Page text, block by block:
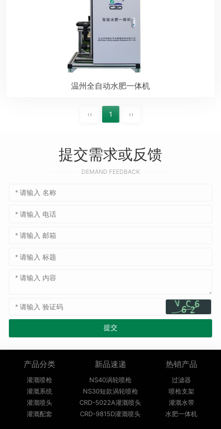
温州全自动水肥一体机
‹‹ 1 ››
提交需求或反馈
DEMAND FEEDBACK
产品分类
灌溉喷枪
灌溉系统
灌溉喷头
灌溉配套
新品速递
NS40涡轮喷枪
NS30短款涡轮喷枪
CRD-5022A灌溉喷头
CRD-9815D灌溉喷头
热销产品
过滤器
喷枪支架
灌溉水带
水肥一体机